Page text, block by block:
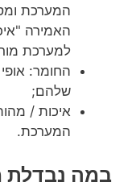
המערכת
האמירה
למערכת
החומר:
שלהם;
איכות /
המערכת.
במה נבדלת